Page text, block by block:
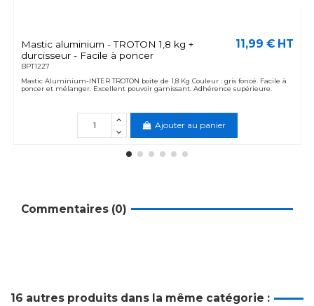
Mastic aluminium - TROTON 1,8 kg +
durcisseur - Facile à poncer
BPT1227
11,99 € HT
Mastic Aluminium-INTER TROTON boite de 1,8 Kg Couleur : gris foncé. Facile à
poncer et mélanger. Excellent pouvoir garnissant. Adhérence supérieure.
Ajouter au panier
Commentaires (0)
16 autres produits dans la même catégorie :